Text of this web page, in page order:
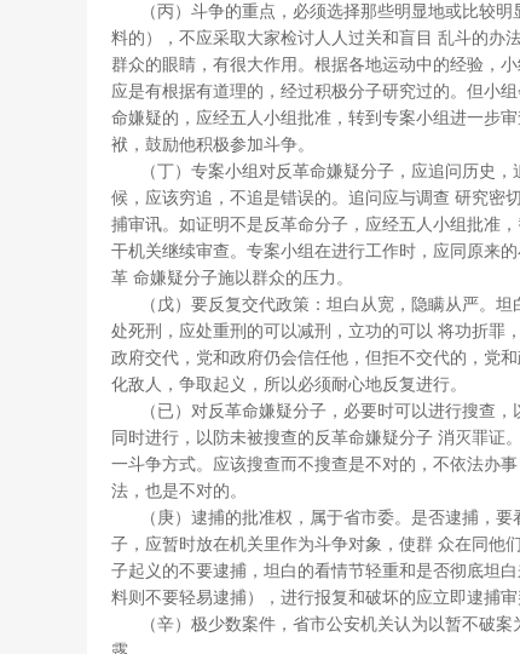
（丙）斗争的重点，必须选择那些明显地或比较明
料的），不应采取大家检讨人人过关和盲目 乱斗的办
群众的眼睛，有很大作用。根据各地运动中的经验，
应是有根据有道理的，经过积极分子研究过的。但小
命嫌疑的，应经五人小组批准，转到专案小组进一步
袱，鼓励他积极参加斗争。
（丁）专案小组对反革命嫌疑分子，应追问历史，
候，应该穷追，不追是错误的。追问应与调查 研究密
捕审讯。如证明不是反革命分子，应经五人小组批准
干机关继续审查。专案小组在进行工作时，应同原来
革 命嫌疑分子施以群众的压力。
（戊）要反复交代政策：坦白从宽，隐瞒从严。坦
处死刑，应处重刑的可以减刑，立功的可以 将功折罪
政府交代，党和政府仍会信任他，但拒不交代的，党
化敌人，争取起义，所以必须耐心地反复进行。
（已）对反革命嫌疑分子，必要时可以进行搜查，
同时进行，以防未被搜查的反革命嫌疑分子 消灭罪证
一斗争方式。应该搜查而不搜查是不对的，不依法办
法，也是不对的。
（庚）逮捕的批准权，属于省市委。是否逮捕，要
子，应暂时放在机关里作为斗争对象，使群 众在同他
子起义的不要逮捕，坦白的看情节轻重和是否彻底坦
料则不要轻易逮捕），进行报复和破坏的应立即逮捕审
（辛）极少数案件，省市公安机关认为以暂不破案